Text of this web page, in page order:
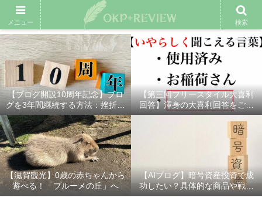
雑記ブログ プロフィール 余興動画 ベスト大喜利 スポ
【ブログ開設10周年記念】ブロ
グを3年間継続する方法：挫折し
ないための7つの秘訣
【第三回フリースタイル大喜利
回答】渾身の大喜利回答をご紹
介！
【滋賀観光】0歳の赤ちゃんから
遊べる！「ブルーメの丘」へ
【AIブログ】暗号資産投資で成
功したい？具体的な商品や戦略
を分かりやすく解説！
メニュー 検索